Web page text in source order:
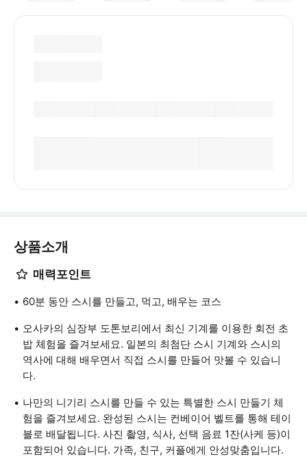
상품소개
매력포인트
60분 동안 스시를 만들고, 먹고, 배우는 코스
오사카의 심장부 도톤보리에서 최신 기계를 이용한 회전 초
밥 체험을 즐겨보세요. 일본의 최첨단 스시 기계와 스시의
역사에 대해 배우면서 직접 스시를 만들어 맛볼 수 있습니
다.
나만의 니기리 스시를 만들 수 있는 특별한 스시 만들기 체
험을 즐겨보세요. 완성된 스시는 컨베이어 벨트를 통해 테이
블로 배달됩니다. 사진 촬영, 식사, 선택 음료 1잔(사케 등)이
포함되어 있습니다. 가족, 친구, 커플에게 안성맞춤입니다.